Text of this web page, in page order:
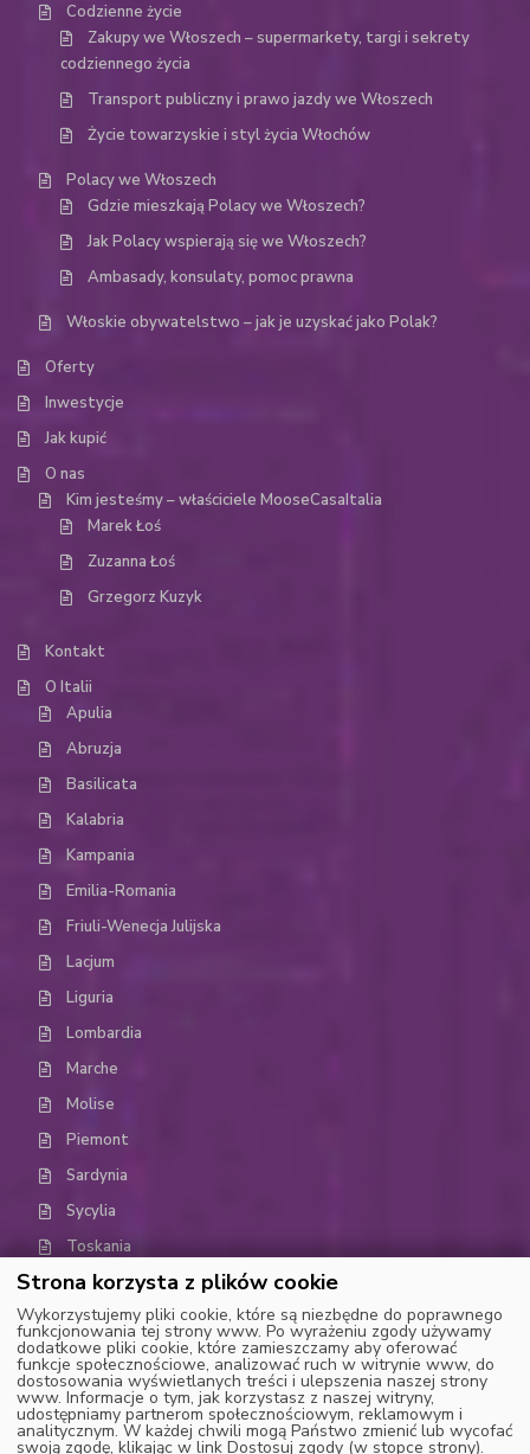
Codzienne życie
Zakupy we Włoszech – supermarkety, targi i sekrety
codziennego życia
Transport publiczny i prawo jazdy we Włoszech
Życie towarzyskie i styl życia Włochów
Polacy we Włoszech
Gdzie mieszkają Polacy we Włoszech?
Jak Polacy wspierają się we Włoszech?
Ambasady, konsulaty, pomoc prawna
Włoskie obywatelstwo – jak je uzyskać jako Polak?
Oferty
Inwestycje
Jak kupić
O nas
Kim jesteśmy – właściciele MooseCasaItalia
Marek Łoś
Zuzanna Łoś
Grzegorz Kuzyk
Kontakt
O Italii
Apulia
Abruzja
Basilicata
Kalabria
Kampania
Emilia-Romania
Friuli-Wenecja Julijska
Lacjum
Liguria
Lombardia
Marche
Molise
Piemont
Sardynia
Sycylia
Toskania
Trydent-Górna Adyga (Trentino-Alto Adige)
Umbria
Dolina Aosty
Wenecja Euganejska (Weneto)
Strona korzysta z plików cookie
Wykorzystujemy pliki cookie, które są niezbędne do poprawnego
funkcjonowania tej strony www. Po wyrażeniu zgody używamy
dodatkowe pliki cookie, które zamieszczamy aby oferować
funkcje społecznościowe, analizować ruch w witrynie www, do
dostosowania wyświetlanych treści i ulepszenia naszej strony
www. Informacje o tym, jak korzystasz z naszej witryny,
udostępniamy partnerom społecznościowym, reklamowym i
analitycznym. W każdej chwili mogą Państwo zmienić lub wycofać
swoją zgodę, klikając w link Dostosuj zgody (w stopce strony).